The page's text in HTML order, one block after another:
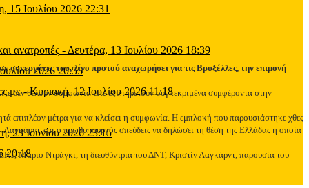
15 Ιουλίου 2026 22:31
ανατροπές -Δευτέρα, 13 Ιουλίου 2026 18:39
2026 20:55
με-Κυριακή, 12 Ιουλίου 2026 11:18
23 Ιουνίου 2026 23:15
20:18
του, λίγο προτού αναχωρήσει για τις Βρυξέλλες, την επιμονή
δεν θέλουν συμφωνία είτε εξυπηρετούν συγκεκριμένα συμφέροντα στην
επιπλέον μέτρα για να κλείσει η συμφωνία. Η εμπλοκή που παρουσιάστηκε χθες
και ο πρωθυπουργός σπεύδεις να δηλώσει τη θέση της Ελλάδας η οποία
Μάριο Ντράγκι, τη διευθύντρια του ΔΝΤ, Κριστίν Λαγκάρντ, παρουσία του